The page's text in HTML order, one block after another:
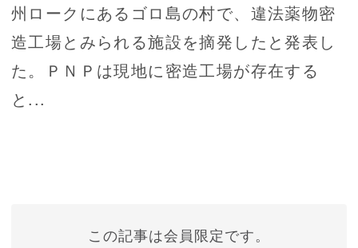
州ロークにあるゴロ島の村で、違法薬物密
造工場とみられる施設を摘発したと発表し
た。ＰＮＰは現地に密造工場が存在する
と...
この記事は会員限定です。